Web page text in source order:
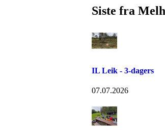
Siste fra
IL Leik - 3-dagers
07.07.2026